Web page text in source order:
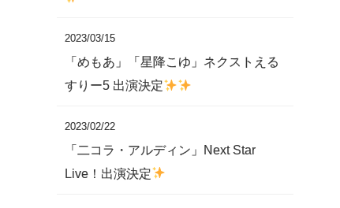
2023/03/15
「めもあ」「星降こゆ」ネクストえる
すりー5 出演決定
2023/02/22
「二コラ・アルディン」Next Star
Live！出演決定